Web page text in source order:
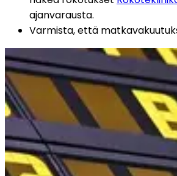
ajanvarausta.
Varmista, että